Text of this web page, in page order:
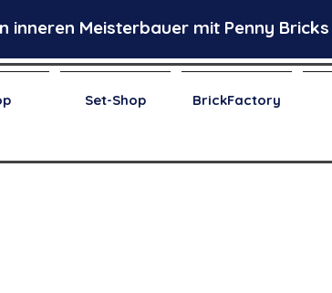
inneren Meisterbauer mit Penny
Set-Shop BrickFactory